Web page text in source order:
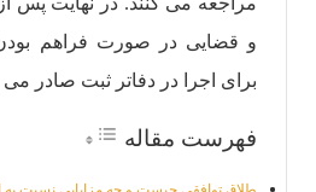
و قضایی در صورت فراهم
برای اجرا در دفاتر ثبت صادر
فهرست مقاله